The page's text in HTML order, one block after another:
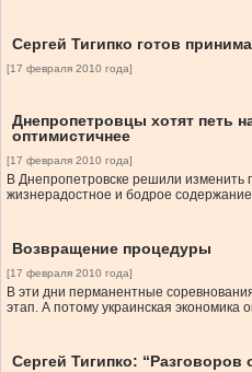
Сергей Тигипко готов
[17 февраля 2010 года]
Днепропетровцы хотят петь
оптимистичнее
[17 февраля 2010 года]
В Днепропетровске решили изменить
жизнерадостное и бодрое
Возвращение процедуры
[17 февраля 2010 года]
В эти дни перманентные
этап. А потому украинская экономика
Сергей Тигипко: